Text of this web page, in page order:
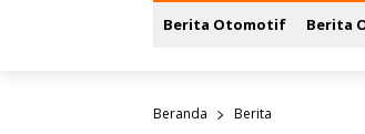
Berita Otomotif Berita
Beranda Berita